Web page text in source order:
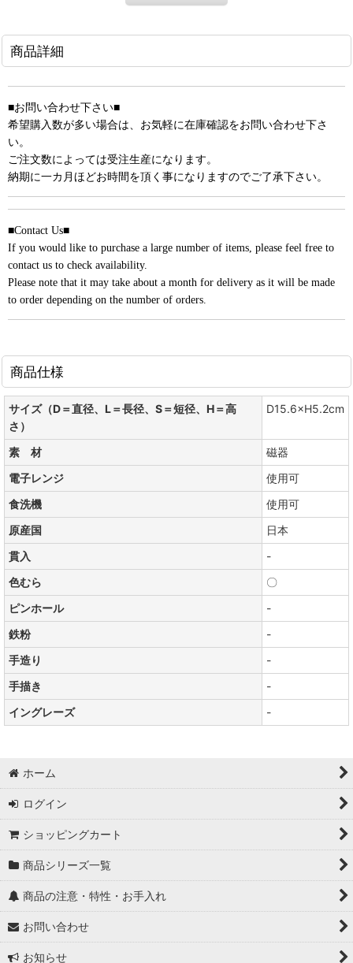
商品詳細
■お問い合わせ下さい■
希望購入数が多い場合は、お気軽に在庫確認をお問い合わせ下さ
い。
ご注文数によっては受注生産になります。
納期に一カ月ほどお時間を頂く事になりますのでご了承下さい。
■Contact Us■
If you would like to purchase a large number of items, please feel free to
contact us to check availability.
Please note that it may take about a month for delivery as it will be made
to order depending on the number of orders.
商品仕様
サイズ（D＝直径、L＝長径、S＝短径、H＝高
さ）
D15.6×H5.2cm
素 材
磁器
電子レンジ
使用可
食洗機
使用可
原産国
日本
貫入
-
色むら
〇
ピンホール
-
鉄粉
-
手造り
-
手描き
-
イングレーズ
-
ホーム
ログイン
ショッピングカート
商品シリーズ一覧
商品の注意・特性・お手入れ
お問い合わせ
お知らせ